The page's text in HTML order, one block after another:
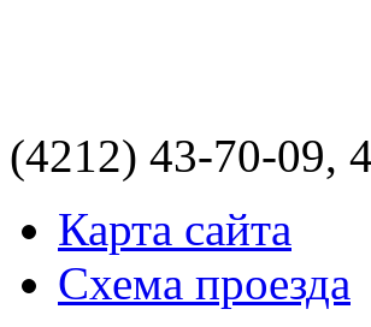
(4212) 43-70-09,
Карта сайта
Схема проезда